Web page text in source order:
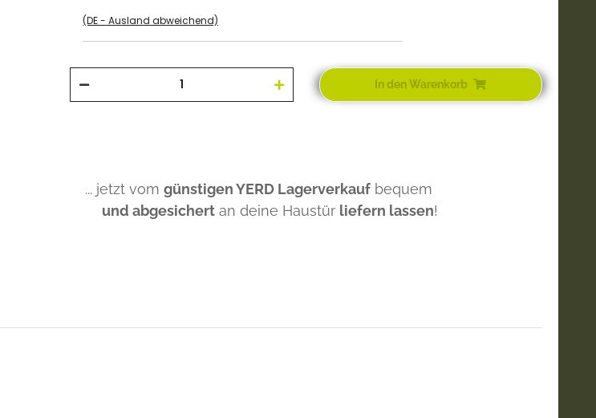
(DE - Ausland abweichend)
In den Warenkorb
... jetzt vom günstigen YERD Lagerverkauf bequem
und abgesichert an deine Haustür liefern lassen!